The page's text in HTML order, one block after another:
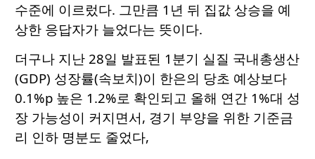
수준에 이르렀다. 그만큼 1년 뒤 집값 상승을 예
상한 응답자가 늘었다는 뜻이다.
더구나 지난 28일 발표된 1분기 실질 국내총생산
(GDP) 성장률(속보치)이 한은의 당초 예상보다
0.1%p 높은 1.2%로 확인되고 올해 연간 1%대 성
장 가능성이 커지면서, 경기 부양을 위한 기준금
리 인하 명분도 줄었다,